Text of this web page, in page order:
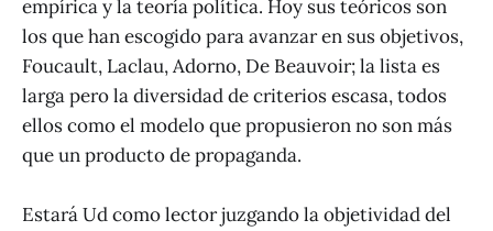
empírica y la teoría política. Hoy sus teóricos son
los que han escogido para avanzar en sus objetivos,
Foucault, Laclau, Adorno, De Beauvoir; la lista es
larga pero la diversidad de criterios escasa, todos
ellos como el modelo que propusieron no son más
que un producto de propaganda.
Estará Ud como lector juzgando la objetividad del